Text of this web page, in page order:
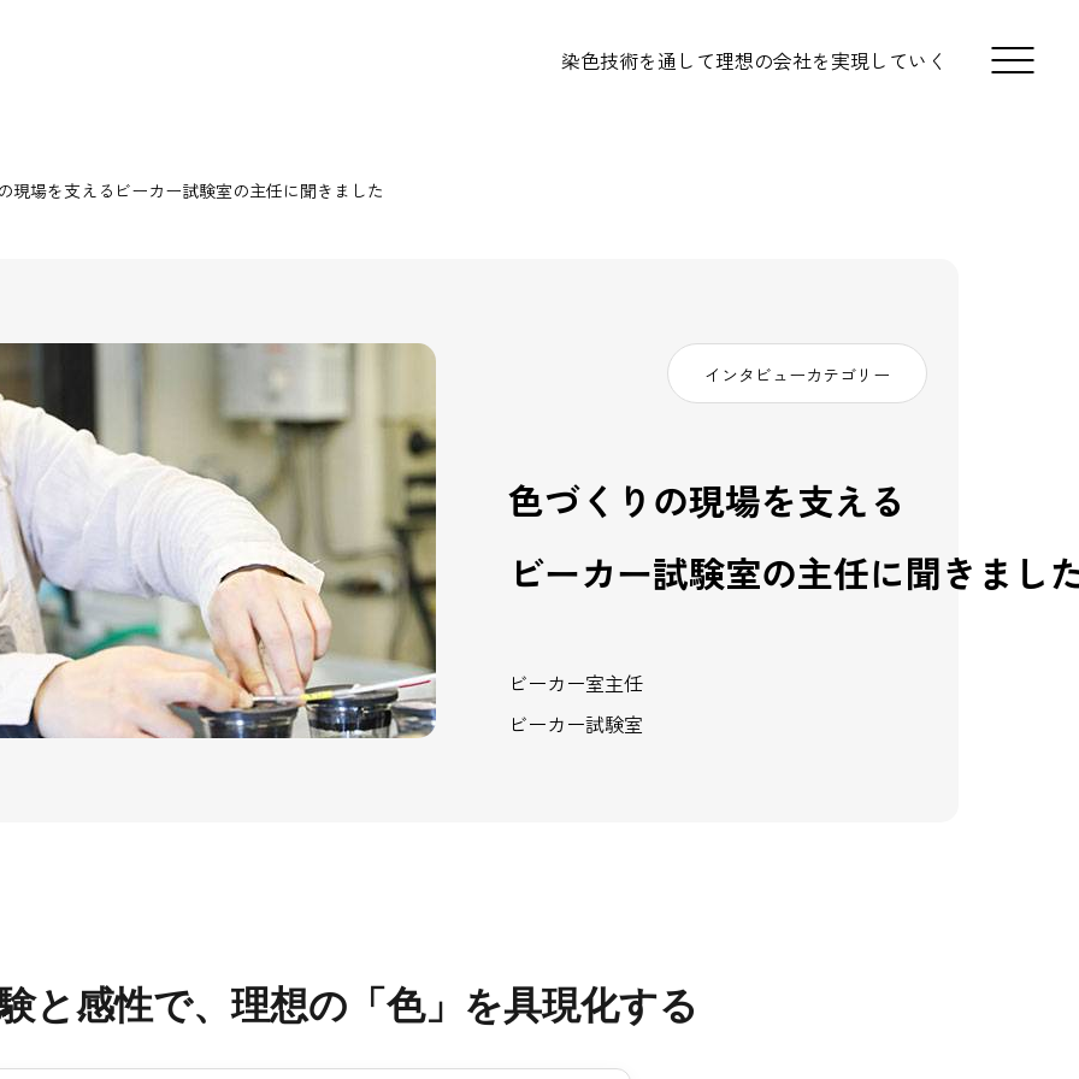
染色技術を通して理想の会社を実現していく
現場を支えるビーカー試験室の主任に聞きました
インタビューカテゴリー
色づくりの現場を支える
ビーカー試験室の主任に聞きまし
ビーカー室主任
ビーカー試験室
と感性で、理想の「色」を具現化する